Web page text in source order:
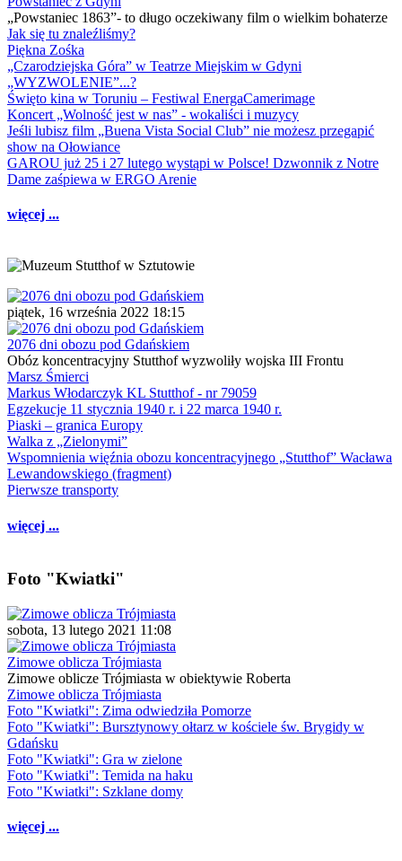
„Powstaniec 1863”- to długo oczekiwany film o wielkim bohaterze
Jak się tu znaleźliśmy?
Piękna Zośka
„Czarodziejska Góra” w Teatrze Miejskim w Gdyni
„WYZWOLENIE”...?
Święto kina w Toruniu – Festiwal EnergaCamerimage
Koncert „Wolność jest w nas” - wokaliści i muzycy
Jeśli lubisz film „Buena Vista Social Club” nie możesz przegapić
show na Ołowiance
GAROU już 25 i 27 lutego wystąpi w Polsce! Dzwonnik z Notre
Dame zaśpiewa w ERGO Arenie
więcej ...
piątek, 16 września 2022 18:15
2076 dni obozu pod Gdańskiem
Obóz koncentracyjny Stutthof wyzwoliły wojska III Frontu
Marsz Śmierci
Markus Włodarczyk KL Stutthof - nr 79059
Egzekucje 11 stycznia 1940 r. i 22 marca 1940 r.
Piaski – granica Europy
Walka z „Zielonymi”
Wspomnienia więźnia obozu koncentracyjnego „Stutthof” Wacława
Lewandowskiego (fragment)
Pierwsze transporty
więcej ...
Foto "Kwiatki"
sobota, 13 lutego 2021 11:08
Zimowe oblicza Trójmiasta
Zimowe oblicze Trójmiasta w obiektywie Roberta
Zimowe oblicza Trójmiasta
Foto "Kwiatki": Zima odwiedziła Pomorze
Foto "Kwiatki": Bursztynowy ołtarz w kościele św. Brygidy w
Gdańsku
Foto "Kwiatki": Gra w zielone
Foto "Kwiatki": Temida na haku
Foto "Kwiatki": Szklane domy
więcej ...